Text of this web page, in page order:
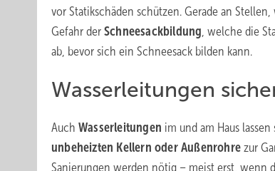
vor Statikschäden schützen. Gerade an
Gefahr der Schneesackbildung, welche die
ab, bevor sich ein Schneesack bilden kann.
Wasserleitungen
Auch Wasserleitungen im und am Haus
unbeheizten Kellern oder Außenrohre zur
Sanierungen werden nötig – meist erst, wenn